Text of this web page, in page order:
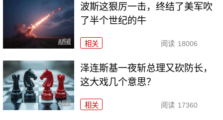
波斯这狠厉一击，终结了美军吹
了半个世纪的牛
相关 阅读 18006
泽连斯基一夜斩总理又砍防长，
这大戏几个意思？
相关 阅读 17360